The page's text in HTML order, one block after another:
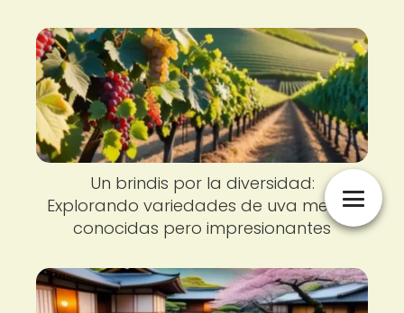
Un brindis por la diversidad:
Explorando variedades de uva menos
conocidas pero impresionantes